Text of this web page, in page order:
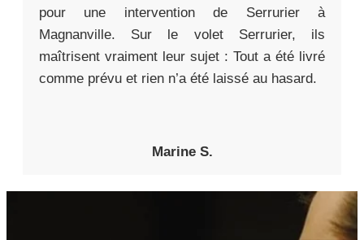
pour une intervention de Serrurier à
Magnanville. Sur le volet Serrurier, ils
maîtrisent vraiment leur sujet : Tout a été livré
comme prévu et rien n’a été laissé au hasard.
Marine S.